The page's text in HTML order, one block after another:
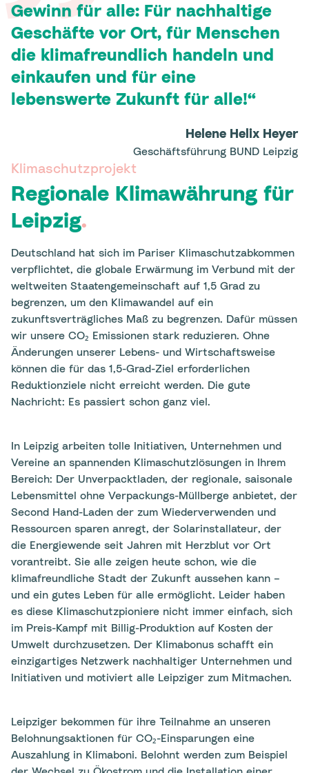
Gewinn für alle: Für nachhaltige
Geschäfte vor Ort, für Menschen
die klimafreundlich handeln und
einkaufen und für eine
lebenswerte Zukunft für alle!
Helene Helix Heyer
Geschäftsführung BUND Leipzig
Klimaschutzprojekt
Regionale Klimawährung für
Leipzig.
Deutschland hat sich im Pariser Klimaschutzabkommen
verpflichtet, die globale Erwärmung im Verbund mit der
weltweiten Staatengemeinschaft auf 1,5 Grad zu
begrenzen, um den Klimawandel auf ein
zukunftsverträgliches Maß zu begrenzen. Dafür müssen
wir unsere CO₂ Emissionen stark reduzieren. Ohne
Änderungen unserer Lebens- und Wirtschaftsweise
können die für das 1,5-Grad-Ziel erforderlichen
Reduktionziele nicht erreicht werden. Die gute
Nachricht: Es passiert schon ganz viel.
In Leipzig arbeiten tolle Initiativen, Unternehmen und
Vereine an spannenden Klimaschutzlösungen in Ihrem
Bereich: Der Unverpacktladen, der regionale, saisonale
Lebensmittel ohne Verpackungs-Müllberge anbietet, der
Second Hand-Laden der zum Wiederverwenden und
Ressourcen sparen anregt, der Solarinstallateur, der
die Energiewende seit Jahren mit Herzblut vor Ort
vorantreibt. Sie alle zeigen heute schon, wie die
klimafreundliche Stadt der Zukunft aussehen kann –
und ein gutes Leben für alle ermöglicht. Leider haben
es diese Klimaschutzpioniere nicht immer einfach, sich
im Preis-Kampf mit Billig-Produktion auf Kosten der
Umwelt durchzusetzen. Der Klimabonus schafft ein
einzigartiges Netzwerk nachhaltiger Unternehmen und
Initiativen und motiviert alle Leipziger zum Mitmachen.
Leipziger bekommen für ihre Teilnahme an unseren
Belohnungsaktionen für CO₂-Einsparungen eine
Auszahlung in Klimaboni. Belohnt werden zum Beispiel